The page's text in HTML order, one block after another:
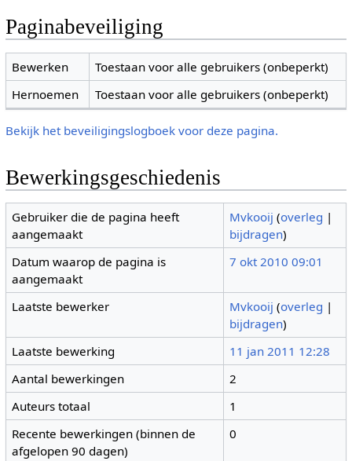
Paginabeveiliging
Bewerken
Toestaan voor alle gebruikers (onbeperkt)
Hernoemen
Toestaan voor alle gebruikers (onbeperkt)
Bekijk het beveiligingslogboek voor deze pagina.
Bewerkingsgeschiedenis
Gebruiker die de pagina heeft
aangemaakt
Mvkooij (overleg |
bijdragen)
Datum waarop de pagina is
aangemaakt
7 okt 2010 09:01
Laatste bewerker Mvkooij (overleg |
bijdragen)
Laatste bewerking
11 jan 2011 12:28
Aantal bewerkingen
2
Auteurs totaal
1
Recente bewerkingen (binnen de
afgelopen 90 dagen)
0